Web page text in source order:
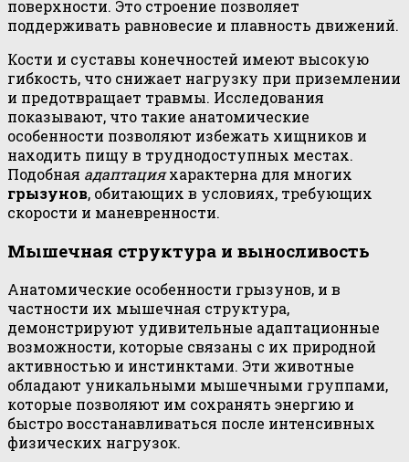
поверхности. Это строение позволяет
поддерживать равновесие и плавность движений.
Кости и суставы конечностей имеют высокую
гибкость, что снижает нагрузку при приземлении
и предотвращает травмы. Исследования
показывают, что такие анатомические
особенности позволяют избежать хищников и
находить пищу в труднодоступных местах.
Подобная адаптацияхарактерна для многих
грызунов, обитающих в условиях, требующих
скорости и маневренности.
Мышечная структура и выносливость
Анатомические особенности грызунов, и в
частности их мышечная структура,
демонстрируют удивительные адаптационные
возможности, которые связаны с их природной
активностью и инстинктами. Эти животные
обладают уникальными мышечными группами,
которые позволяют им сохранять энергию и
быстро восстанавливаться после интенсивных
физических нагрузок.